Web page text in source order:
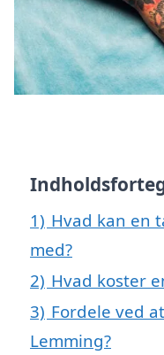
1) Hvad kan en
med?
2) Hvad koster
3) Fordele ved
Lemming?